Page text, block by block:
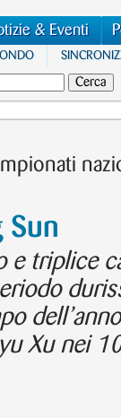
& Eventi
Sun
e triplice
Xu nei